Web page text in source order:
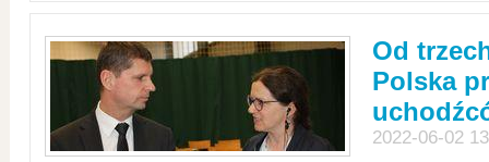
Od
Polska
2022-06-02